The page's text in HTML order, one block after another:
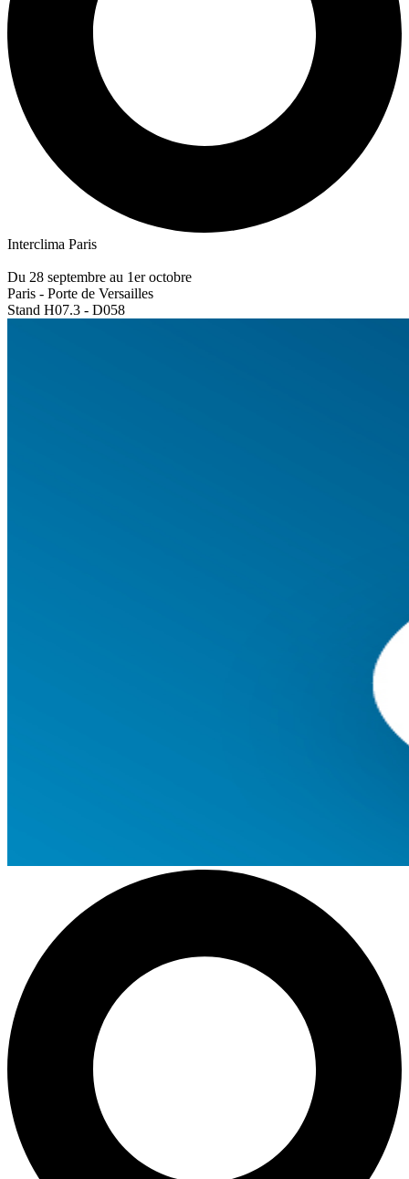
Interclima Paris
Du 28 septembre au 1er octobre
Paris - Porte de Versailles
Stand H07.3 - D058